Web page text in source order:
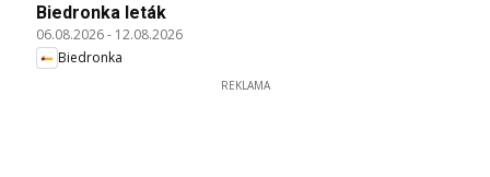
Biedronka leták
06.08.2026- 12.08.2026
Biedronka
REKLAMA